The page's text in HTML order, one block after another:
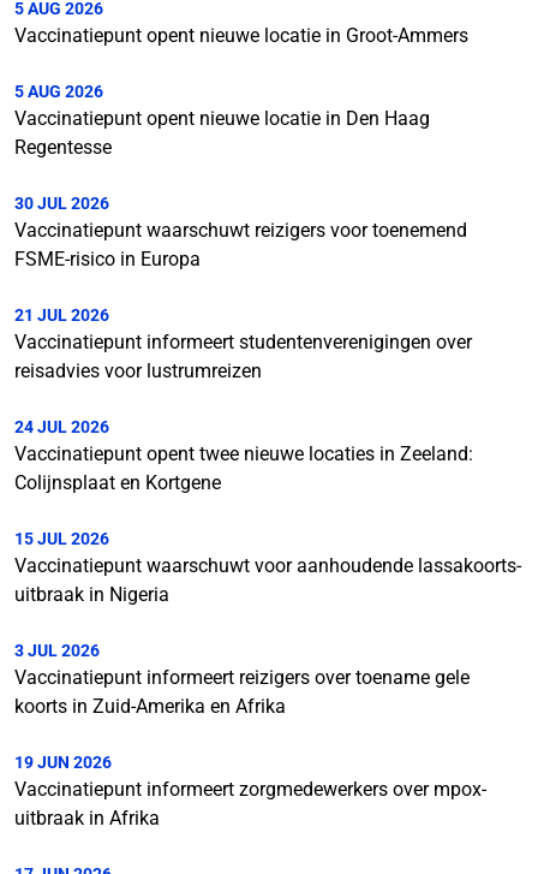
5 AUG 2026
Vaccinatiepunt opent nieuwe locatie in Groot-Ammers
5 AUG 2026
Vaccinatiepunt opent nieuwe locatie in Den Haag
Regentesse
30 JUL 2026
Vaccinatiepunt waarschuwt reizigers voor toenemend
FSME-risico in Europa
21 JUL 2026
Vaccinatiepunt informeert studentenverenigingen over
reisadvies voor lustrumreizen
24 JUL 2026
Vaccinatiepunt opent twee nieuwe locaties in Zeeland:
Colijnsplaat en Kortgene
15 JUL 2026
Vaccinatiepunt waarschuwt voor aanhoudende lassakoorts-
uitbraak in Nigeria
3 JUL 2026
Vaccinatiepunt informeert reizigers over toename gele
koorts in Zuid-Amerika en Afrika
19 JUN 2026
Vaccinatiepunt informeert zorgmedewerkers over mpox-
uitbraak in Afrika